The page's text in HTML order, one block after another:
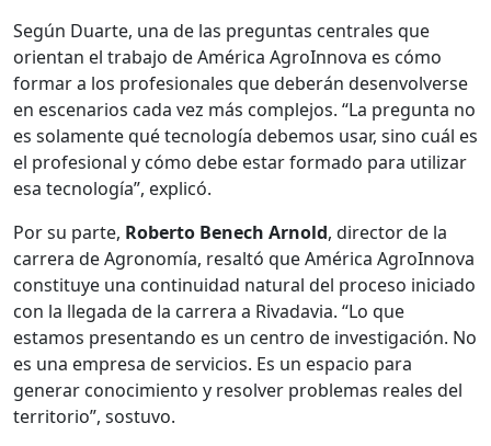
Según Duarte, una de las preguntas centrales que
orientan el trabajo de América AgroInnova es cómo
formar a los profesionales que deberán desenvolverse
en escenarios cada vez más complejos. “La pregunta no
es solamente qué tecnología debemos usar, sino cuál es
el profesional y cómo debe estar formado para utilizar
esa tecnología”, explicó.
Por su parte, Roberto Benech Arnold, director de la
carrera de Agronomía, resaltó que América AgroInnova
constituye una continuidad natural del proceso iniciado
con la llegada de la carrera a Rivadavia. “Lo que
estamos presentando es un centro de investigación. No
es una empresa de servicios. Es un espacio para
generar conocimiento y resolver problemas reales del
territorio”, sostuvo.